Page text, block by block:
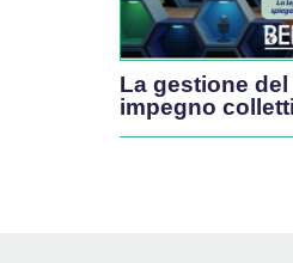
La gestione
impegno